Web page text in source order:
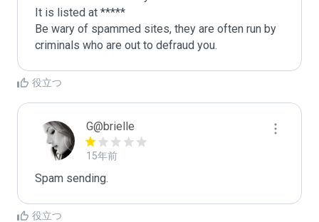
It is listed at *****
Be wary of spammed sites, they are often run by
criminals who are out to defraud you.
役立つ
G@brielle
15年前
Spam sending.
役立つ